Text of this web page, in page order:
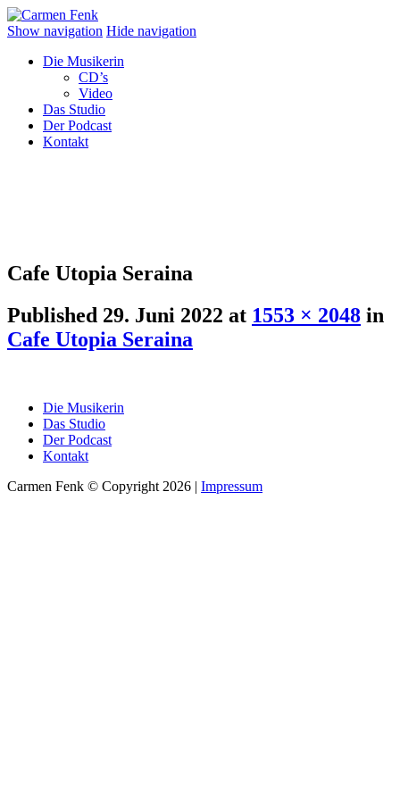
Show navigation Hide navigation
Die Musikerin
CD’s
Video
Das Studio
Der Podcast
Kontakt
Cafe Utopia Seraina
Published 29. Juni 2022 at 1553 × 2048 in
Cafe Utopia Seraina
Die Musikerin
Das Studio
Der Podcast
Kontakt
Carmen Fenk © Copyright 2026 | Impressum